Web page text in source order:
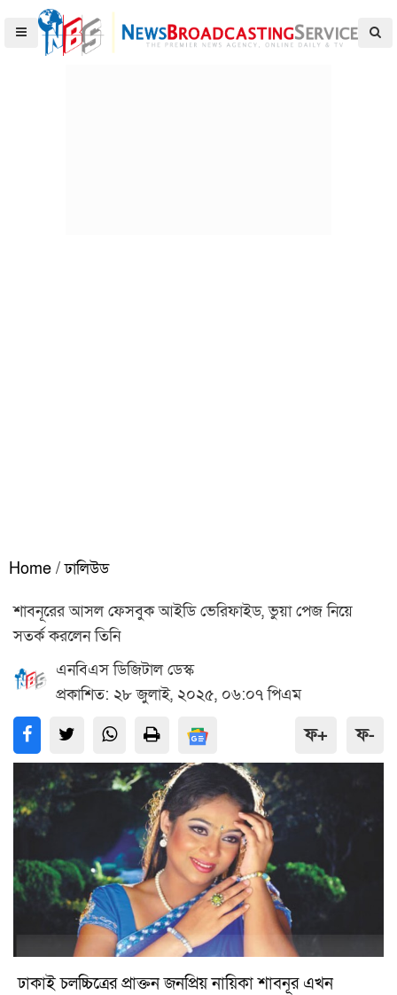
Home / ঢালিউড
শাবনূরের আসল ফেসবুক আইডি ভেরিফাইড, ভুয়া পেজ নিয়ে
সতর্ক করলেন তিনি
এনবিএস ডিজিটাল ডেস্ক
প্রকাশিত: ২৮ জুলাই, ২০২৫, ০৬:০৭ পিএম
ফ+ ফ-
ঢাকাই চলচ্চিত্রের প্রাক্তন জনপ্রিয় নায়িকা শাবনূর এখন